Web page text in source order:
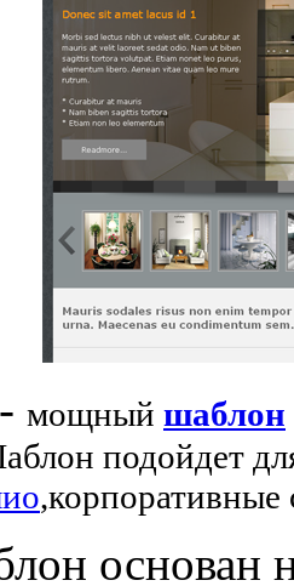
мощный шаблон
подойдет
,корпоративные
основан